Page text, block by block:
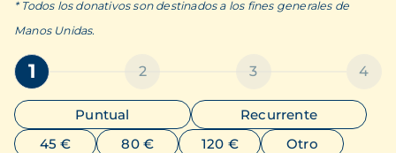
* Todos los donativos son destinados a los fines generales de
Manos Unidas.
1 2 3 4
Puntual
Recurrente
45 €
80 € 120 €
Otro